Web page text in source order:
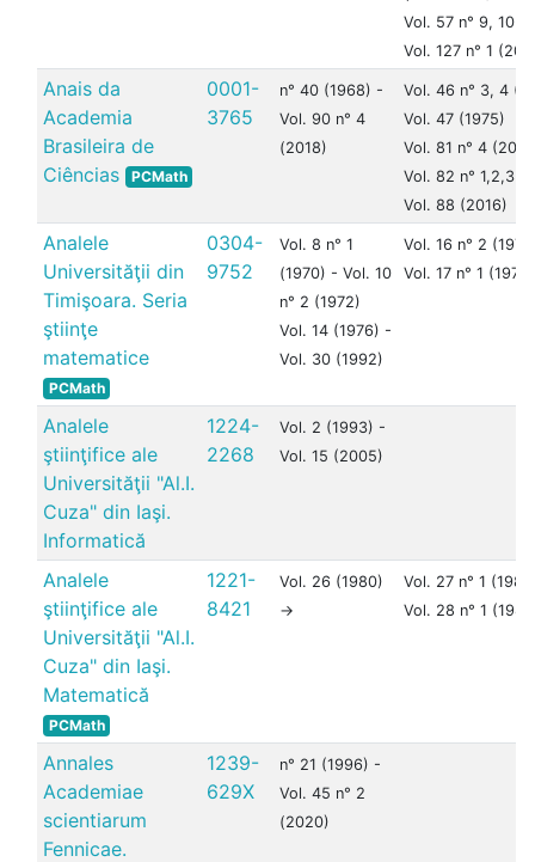
Vol. 57 n° 9, 10
Vol. 127 n° 1
Anais da
Academia
Brasileira de
Ciências
PCMath
0001-
3765
n° 40 (1968) -
Vol. 90 n° 4
(2018)
Vol. 46 n° 3, 4
Vol. 47 (1975)
Vol. 81 n° 4
Vol. 82 n° 1,2,3
Vol. 88 (2016)
Analele
Universităţii din
Timişoara. Seria
ştiinţe
matematice
PCMath
0304-
9752
Vol. 8 n° 1
(1970) - Vol. 10
n° 2 (1972)
Vol. 14 (1976) -
Vol. 30 (1992)
Vol. 16 n° 2
Vol. 17 n° 1 (1979)
Analele
ştiinţifice ale
Universităţii "Al.I.
Cuza" din Iaşi.
Informatică
1224-
2268
Vol. 2 (1993) -
Vol. 15 (2005)
Analele
ştiinţifice ale
Universităţii "Al.I.
Cuza" din Iaşi.
Matematică
PCMath
1221-
8421
Vol. 26 (1980)
->
Vol. 27 n° 1
Vol. 28 n° 1
Annales
Academiae
scientiarum
Fennicae.
1239-
629X
n° 21 (1996) -
Vol. 45 n° 2
(2020)